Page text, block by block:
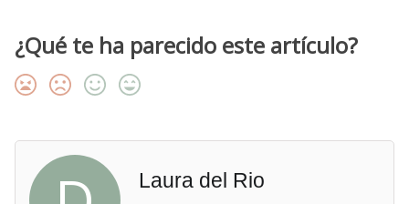
¿Qué te ha parecido este artículo?
Laura del Rio